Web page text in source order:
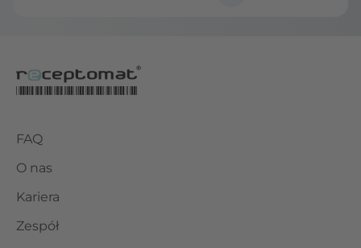
FAQ
O nas
Kariera
Zespół